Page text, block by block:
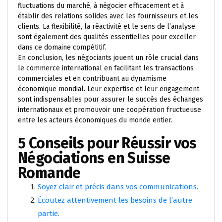
fluctuations du marché, à négocier efficacement et à
établir des relations solides avec les fournisseurs et les
clients. La flexibilité, la réactivité et le sens de l’analyse
sont également des qualités essentielles pour exceller
dans ce domaine compétitif.
En conclusion, les négociants jouent un rôle crucial dans
le commerce international en facilitant les transactions
commerciales et en contribuant au dynamisme
économique mondial. Leur expertise et leur engagement
sont indispensables pour assurer le succès des échanges
internationaux et promouvoir une coopération fructueuse
entre les acteurs économiques du monde entier.
5 Conseils pour Réussir vos
Négociations en Suisse
Romande
Soyez clair et précis dans vos communications.
Écoutez attentivement les besoins de l’autre
partie.